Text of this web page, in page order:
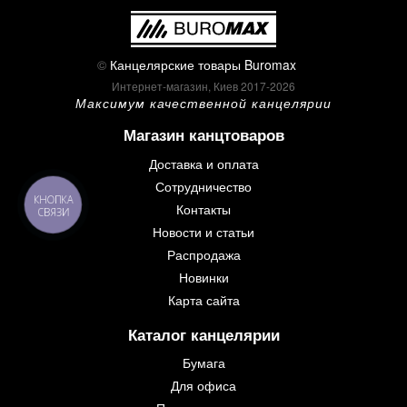
© Канцелярские товары Buromax
Интернет-магазин, Киев 2017-2026
Максимум качественной канцелярии
Магазин канцтоваров
Доставка и оплата
Сотрудничество
Контакты
Новости и статьи
Распродажа
Новинки
Карта сайта
Каталог канцелярии
Бумага
Для офиса
КНОПКА
СВЯЗИ